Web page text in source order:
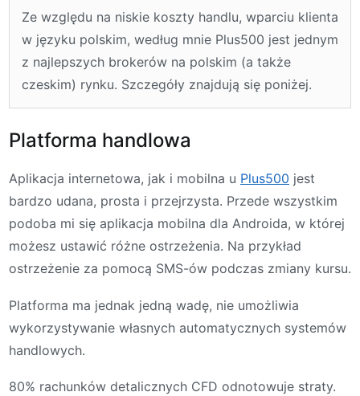
Ze względu na niskie koszty handlu, wparciu klienta
w języku polskim, według mnie Plus500 jest jednym
z najlepszych brokerów na polskim (a także
czeskim) rynku. Szczegóły znajdują się poniżej.
Platforma handlowa
Aplikacja internetowa, jak i mobilna u Plus500 jest
bardzo udana, prosta i przejrzysta. Przede wszystkim
podoba mi się aplikacja mobilna dla Androida, w której
możesz ustawić różne ostrzeżenia. Na przykład
ostrzeżenie za pomocą SMS-ów podczas zmiany kursu.
Platforma ma jednak jedną wadę, nie umożliwia
wykorzystywanie własnych automatycznych systemów
handlowych.
80% rachunków detalicznych CFD odnotowuje straty.